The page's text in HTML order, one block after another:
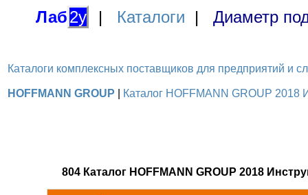
Лаб2у | Каталоги | Диаметр
Каталоги комплексных поставщиков для предприятий и
HOFFMANN GROUP Каталог HOFFMANN GROUP 2018
804 Каталог HOFFMANN GROUP 2018